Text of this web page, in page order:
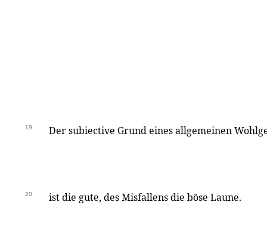
19 Der subiective Grund eines allgemeinen
20 ist die gute, des Misfallens die böse Laune.